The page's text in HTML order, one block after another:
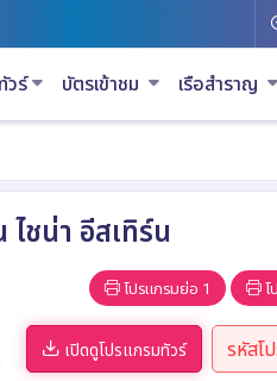
วร์ บัตรเข้าชม เรือสำราญ
ชน่า อีสเทิร์น
โปรแกรมย่อ 1 โ
เปิดดูโปรแกรมทัวร์ รหัสโ